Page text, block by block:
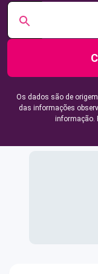
Os dados são de
das informações
informação.